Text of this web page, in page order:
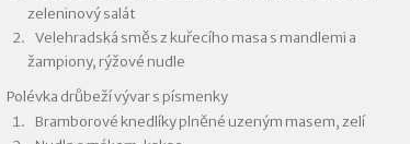
zeleninový salát
Velehradská směs z kuřecího masa s mandlemi a
žampiony, rýžové nudle
Polévka drůbeží vývar s písmenky
Bramborové knedlíky plněné uzeným masem, zelí